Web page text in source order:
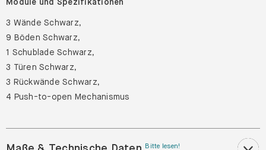
1 Schublade Schwarz,
3 Türen Schwarz,
3 Rückwände Schwarz,
4 Push-to-open Mechanismus